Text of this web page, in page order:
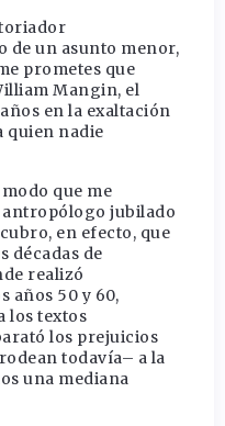
de un asunto menor,
prometes que
Mangin, el
en la exaltación
quien nadie
que me
antropólogo jubilado
en efecto, que
décadas de
realizó
años 50 y 60,
los textos
los prejuicios
todavía– a la
una mediana